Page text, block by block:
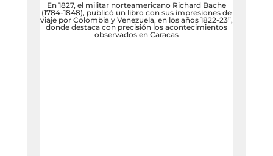
En 1827, el militar norteamericano Richard Bache
(1784-1848), publicó un libro con sus impresiones de
viaje por Colombia y Venezuela, en los años 1822-23”,
donde destaca con precisión los acontecimientos
observados en Caracas